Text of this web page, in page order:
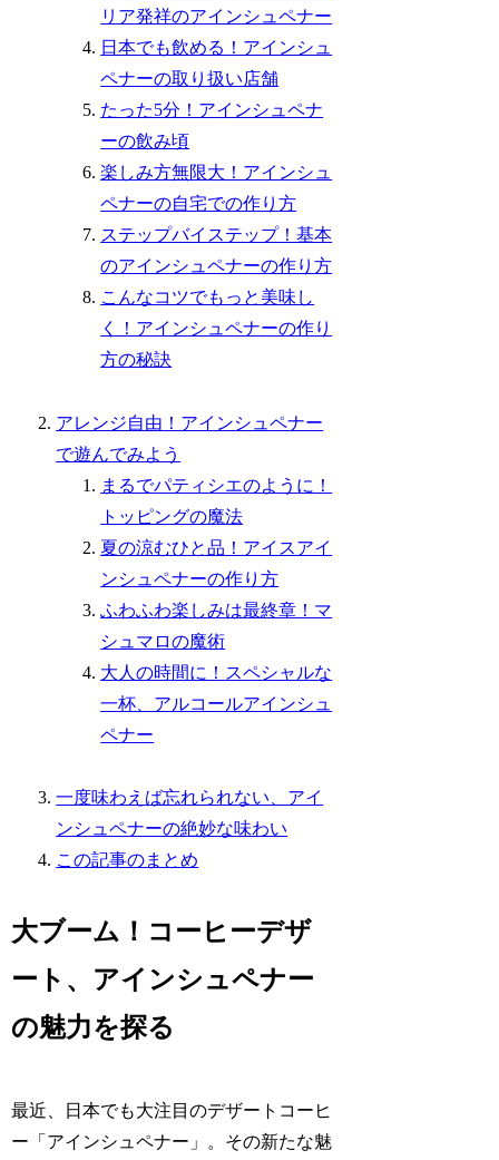
リア発祥のアインシュペナー
日本でも飲める！アインシュ
ペナーの取り扱い店舗
たった5分！アインシュペナ
ーの飲み頃
楽しみ方無限大！アインシュ
ペナーの自宅での作り方
ステップバイステップ！基本
のアインシュペナーの作り方
こんなコツでもっと美味し
く！アインシュペナーの作り
方の秘訣
アレンジ自由！アインシュペナー
で遊んでみよう
まるでパティシエのように！
トッピングの魔法
夏の涼むひと品！アイスアイ
ンシュペナーの作り方
ふわふわ楽しみは最終章！マ
シュマロの魔術
大人の時間に！スペシャルな
一杯、アルコールアインシュ
ペナー
一度味わえば忘れられない、アイ
ンシュペナーの絶妙な味わい
この記事のまとめ
大ブーム！コーヒーデザ
ート、アインシュペナー
の魅力を探る
最近、日本でも大注目のデザートコーヒ
ー「アインシュペナー」。その新たな魅